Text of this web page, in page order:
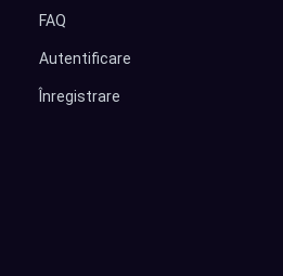
FAQ
Autentificare
Înregistrare